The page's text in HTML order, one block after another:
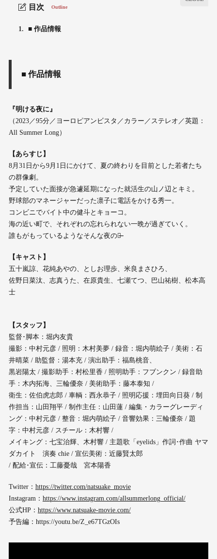
目次 Outline
1. ■ 作品情報
■ 作品情報
『明ける夜に』
（2023／95分／ヨーロピアンビスタ／カラー／ステレオ／英題：
All Summer Long）
【あらすじ】
8月31日から9月1日にかけて、夏の終わりを目前とした若者たち
の群像劇。
予定していた面接が急遽延期になった就活生の山ノ辺とキミ。
野球部のマネージャーだった凛子に電話をかける秀一。
コンビニでバイト中の健斗とキョーコ。
海の近い町で、それぞれの忘れられない一晩が過ぎていく。
誰もがもっているようなそんな夜の話̶̶
【キャスト】
五十嵐諒、花純あやの、としお理歩、米良まさひろ、
佐野日菜汰、志真うた、在原貴生、七瀬てつ、巴山祐樹、松本高
士
【スタッフ】
監督･脚本：堀内友貴
撮影：中村元彦 / 照明：木村美夢 / 録音：堀内萌絵子 / 美術：石
井晴菜 / 助監督：湯本充 / 演出助手：福島桃音、
黒岩陽太 / 撮影助手：村松里香 / 照明助手：フブンクン / 録音助
手：木内拓海、三輪優奈 / 美術助手：藤本泰知 /
衛生：佐伯虎志郎 / 車輌：西永恭子 / 照明応援：埋田向日葵 / 制
作担当：山田翔平 / 制作主任：山田蓮 / 編集・カラーグレーディ
ング：中村元彦 / 整音：堀内萌絵子 / 音響効果：三輪優奈 / 題
字：中村元彦 / スチール：木村響 /
メイキング：七宝治輝、木村響 / 主題歌「eyelids」作詞･作曲 ヤマ
ダカイト 演奏 chie / 宣伝美術：近藤賢太郎
/ 配給･宣伝：工藤憂哉 宮本陽香
Twitter： https://twitter.com/natsuake_movie
Instagram： https://www.instagram.com/allsummerlong_official/
公式HP： https://www.natsuake-movie.com/
予告編：https://youtu.be/Z_e67TGzOIs